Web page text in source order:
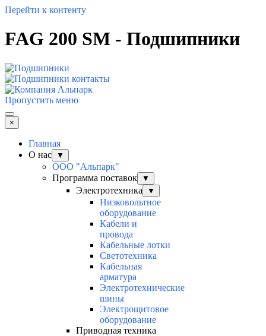
Перейти к контенту
FAG 200 SM - Подшипники
Пропустить меню
×
Главная
О нас
▼
ООО "Альпарк"
Программа поставок
▼
Электротехника ▼
Низковольтное
оборудование
Кабели и
провода
Кабельные лотки
Светотехника
Кабельная
арматура
Электротехнические
шины
Электрощитовое
оборудование
Приводная техника